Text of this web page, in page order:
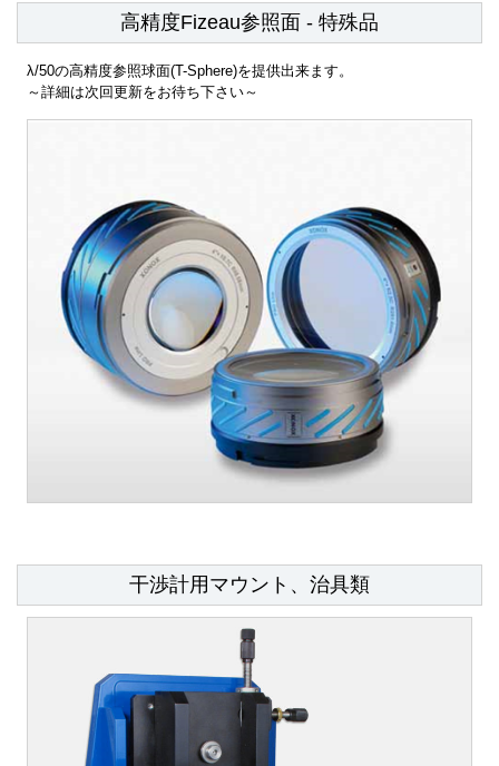
高精度Fizeau参照面 - 特殊品
λ/50の高精度参照球面(T-Sphere)を提供出来ます。
～詳細は次回更新をお待ち下さい～
干渉計用マウント、治具類